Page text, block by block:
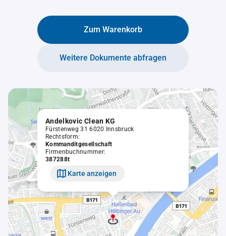
Zum Warenkorb
Weitere Dokumente abfragen
Andelkovic Clean KG
Fürstenweg 31 6020 Innsbruck
Rechtsform:
Kommanditgesellschaft
Firmenbuchnummer:
387288t
Karte anzeigen